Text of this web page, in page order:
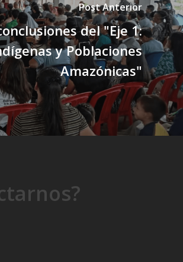
Post Anterior
del "Eje 1:
y Poblaciones
Amazónicas"